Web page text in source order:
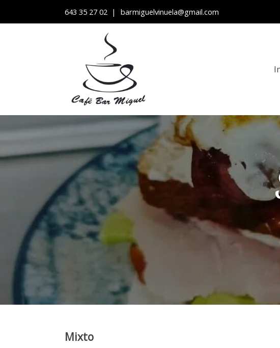
643 35 27 02 | barmiguelvinuela@gmail.com
Mixto